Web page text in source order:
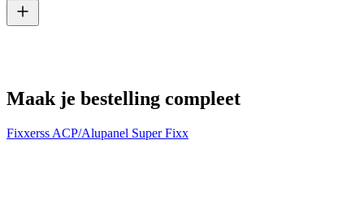
Maak je bestelling compleet
Fixxerss ACP/Alupanel Super Fixx